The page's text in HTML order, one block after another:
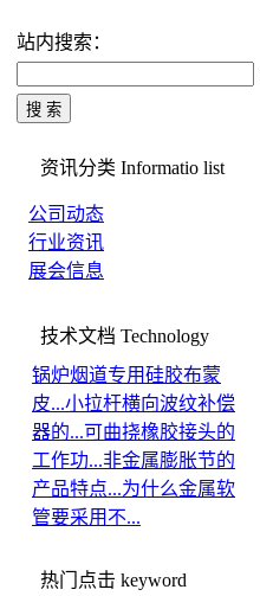
站内搜索：
资讯分类 Informatio list
公司动态
行业资讯
展会信息
技术文档 Technology
锅炉烟道专用硅胶布蒙
皮...小拉杆横向波纹补偿
器的...可曲挠橡胶接头的
工作功...非金属膨胀节的
产品特点...为什么金属软
管要采用不...
热门点击 keyword